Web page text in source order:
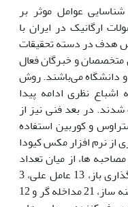
عوامل موثر بر
ارگانیک در ایران با
هدف در دسته تحقیقات
متخصصان و خبرگان فعال
دانشگاه می‌باشند. روش
اشباع نظری ادامه پیدا
14 نفر انتخاب شدند. در بعد فنی نیز از
و کوربین استفاده
نرم افزار مکس کیودا
ها، از میان تعداد
89 مفهوم اولیه استخراج شده در کدگذاری باز، 13 عامل علی، 3
مولفه محوری، 14 راهبرد، 26 عامل زمینه ساز، 21 مداخله گر و 12